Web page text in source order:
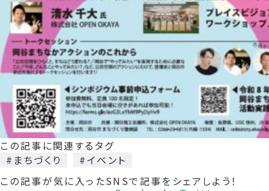
この記事に関連するタグ
#まちづくり
#イベント
この記事が気に入ったSNSで記事をシェアしよう！